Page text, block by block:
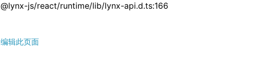
@lynx-js/react/runtime/lib/lynx-api.d.ts:166
编辑此页面